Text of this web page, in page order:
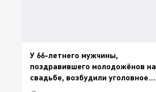
У 66-летнего мужчины,
поздравившего молодожёнов на
свадьбе, возбудили уголовное